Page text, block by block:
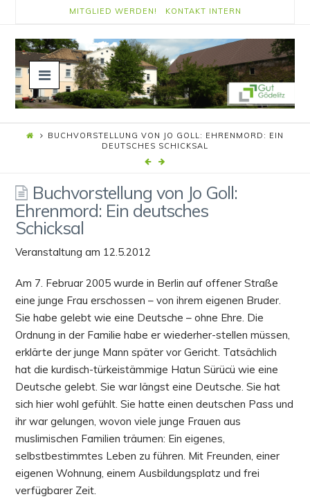
MITGLIED WERDEN! KONTAKT INTERN
Navigation
BUCHVORSTELLUNG VON JO GOLL: EHRENMORD: EIN
DEUTSCHES SCHICKSAL
Buchvorstellung von Jo Goll:
Ehrenmord: Ein deutsches
Schicksal
Veranstaltung am 12.5.2012
Am 7. Februar 2005 wurde in Berlin auf offener Straße
eine junge Frau erschossen – von ihrem eigenen Bruder.
Sie habe gelebt wie eine Deutsche – ohne Ehre. Die
Ordnung in der Familie habe er wiederher-stellen müssen,
erklärte der junge Mann später vor Gericht. Tatsächlich
hat die kurdisch-türkeistämmige Hatun Sürücü wie eine
Deutsche gelebt. Sie war längst eine Deutsche. Sie hat
sich hier wohl gefühlt. Sie hatte einen deutschen Pass und
ihr war gelungen, wovon viele junge Frauen aus
muslimischen Familien träumen: Ein eigenes,
selbstbestimmtes Leben zu führen. Mit Freunden, einer
eigenen Wohnung, einem Ausbildungsplatz und frei
verfügbarer Zeit.